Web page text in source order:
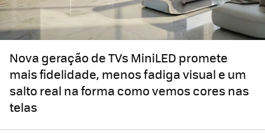
Nova geração de TVs MiniLED promete
mais fidelidade, menos fadiga visual e um
salto real na forma como vemos cores nas
telas